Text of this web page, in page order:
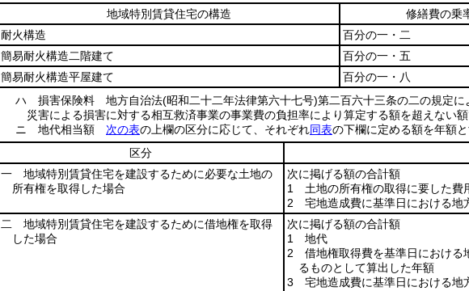
地域特別賃貸住宅の構造
修繕費の乗
耐火構造
百分の一・二
簡易耐火構造二階建て
百分の一・五
簡易耐火構造平屋建て
百分の一・八
ハ
損害保険料 地方自治法(昭和二十二年法律第六十七号)第二百六十三条の二の規定
災害による損害に対する相互救済事業の事業費の負担率により算定する額を超えない
ニ
地代相当額 次の表の上欄の区分に応じて、それぞれ同表の下欄に定める額を年額と
区分
一 地域特別賃貸住宅を建設するために必要な土地の
所有権を取得した場合
次に掲げる額の合計額
1 土地の所有権の取得に要した費
2 宅地造成費に基準日における地
二 地域特別賃貸住宅を建設するために借地権を取得
した場合
次に掲げる額の合計額
1 地代
2 借地権取得費を基準日における
るものとして算出した年額
3 宅地造成費に基準日における地